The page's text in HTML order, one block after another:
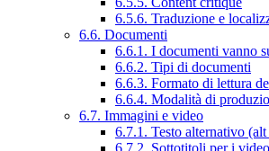
6.5.6. Traduzione e
6.6. Documenti
6.6.1. I documenti vanno
6.6.2. Tipi di documenti
6.6.3. Formato di lettura
6.6.4. Modalità di
6.7. Immagini e video
6.7.1. Testo alternativo
6.7.2. Sottotitoli per i video